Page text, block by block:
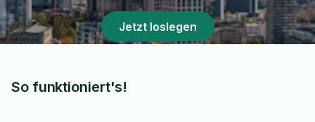
Jetzt loslegen
So funktioniert's!